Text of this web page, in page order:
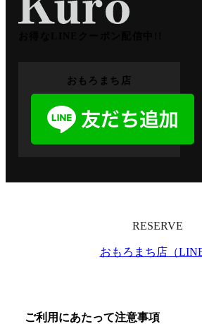
おもろまち店
RESERVE
おもろまち店（LINE
ご利用にあたって注意事項